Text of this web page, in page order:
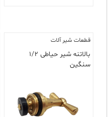
قطعات شیر آلات
بالاتنه شیر حیاطی ۱/۲
سنگین